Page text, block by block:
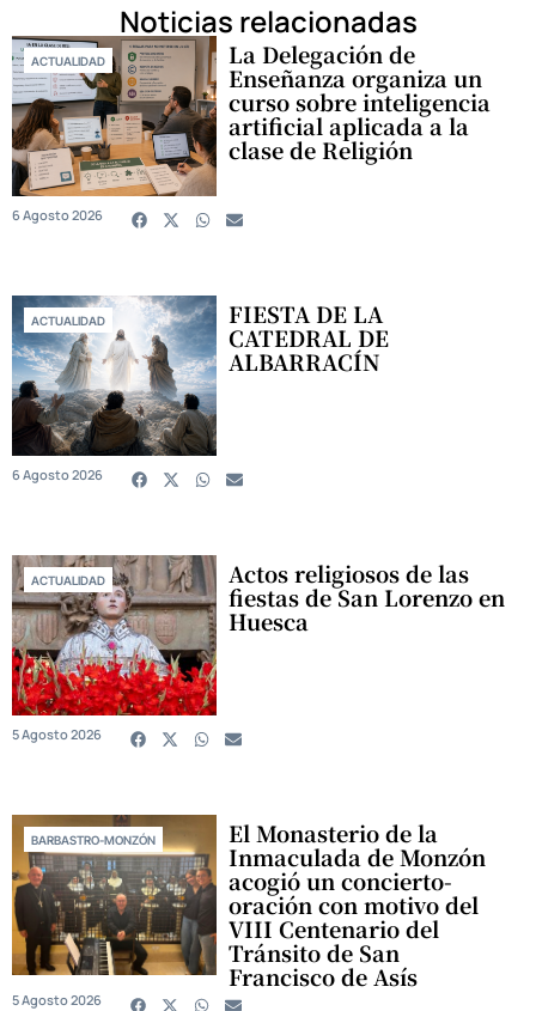
Noticias relacionadas
ACTUALIDAD La Delegación de
Enseñanza organiza un
curso sobre inteligencia
artificial aplicada a la
clase de Religión
6 Agosto 2026
ACTUALIDAD FIESTA DE LA
CATEDRAL DE
ALBARRACÍN
6 Agosto 2026
ACTUALIDAD Actos religiosos de las
fiestas de San Lorenzo en
Huesca
5 Agosto 2026
BARBASTRO-MONZÓN El Monasterio de la
Inmaculada de Monzón
acogió un concierto-
oración con motivo del
VIII Centenario del
Tránsito de San
Francisco de Asís
5 Agosto 2026